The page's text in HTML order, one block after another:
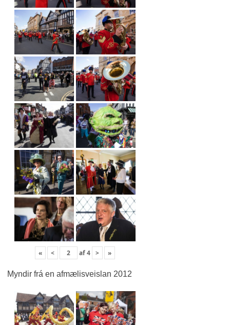
« < af4 > »
Myndir frá en afmælisveislan 2012